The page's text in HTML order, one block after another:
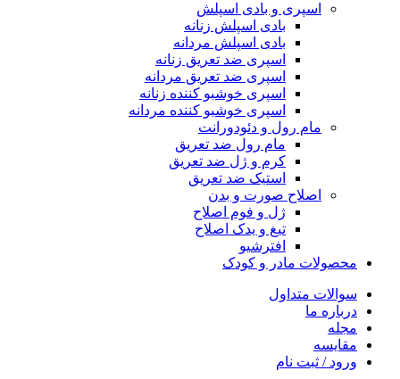
اسپری و بادی اسپلش
بادی اسپلش زنانه
بادی اسپلش مردانه
اسپری ضد تعریق زنانه
اسپری ضد تعریق مردانه
اسپری خوشبو کننده زنانه
اسپری خوشبو کننده مردانه
مام رول و دئودورانت
مام رول ضد تعریق
کرم و ژل ضد تعریق
استیک ضد تعریق
اصلاح صورت و بدن
ژل و فوم اصلاح
تیغ و یدک اصلاح
افترشیو
محصولات مادر و کودک
سوالات متداول
درباره ما
مجله
مقایسه
ورود / ثبت نام